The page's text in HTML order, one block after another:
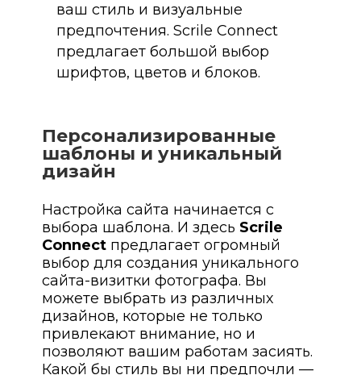
ваш стиль и визуальные
предпочтения. Scrile Connect
предлагает большой выбор
шрифтов, цветов и блоков.
Персонализированные
шаблоны и уникальный
дизайн
Настройка сайта начинается с
выбора шаблона. И здесь Scrile
Connect предлагает огромный
выбор для создания уникального
сайта-визитки фотографа. Вы
можете выбрать из различных
дизайнов, которые не только
привлекают внимание, но и
позволяют вашим работам засиять.
Какой бы стиль вы ни предпочли —